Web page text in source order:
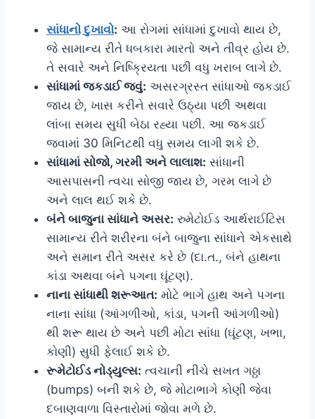
સાંધાનો દુખાવો: આ રોગમાં સાંધામાં દુખાવો થાય છે,
જે સામાન્ય રીતે ધબકારા મારતો અને તીવ્ર હોય છે.
તે સવારે અને નિષ્ક્રિયતા પછી વધુ ખરાબ લાગે છે.
સાંધામાં જકડાઈ જવું: અસરગ્રસ્ત સાંધાઓ જકડાઈ
જાય છે, ખાસ કરીને સવારે ઉઠ્યા પછી અથવા
લાંબા સમય સુધી બેઠા રહ્યા પછી. આ જકડાઈ
જવામાં 30 મિનિટથી વધુ સમય લાગી શકે છે.
સાંધામાં સોજો, ગરમી અને લાલાશ: સાંધાની
આસપાસની ત્વચા સોજી જાય છે, ગરમ લાગે છે
અને લાલ થઈ શકે છે.
બંને બાજુના સાંધાને અસર: રુમેટોઈડ આર્થરાઈટિસ
સામાન્ય રીતે શરીરના બંને બાજુના સાંધાને એકસાથે
અને સમાન રીતે અસર કરે છે (દા.ત., બંને હાથના
કાંડા અથવા બંને પગના ઘૂંટણ).
નાના સાંધાથી શરૂઆત: મોટે ભાગે હાથ અને પગના
નાના સાંધા (આંગળીઓ, કાંડા, પગની આંગળીઓ)
થી શરૂ થાય છે અને પછી મોટા સાંધા (ઘૂંટણ, ખભા,
કોણી) સુધી ફેલાઈ શકે છે.
રૂમેટોઈડ નોડ્યુલ્સ: ત્વચાની નીચે સખત ગઠ્ઠા
(bumps) બની શકે છે, જે મોટાભાગે કોણી જેવા
દબાણવાળા વિસ્તારોમાં જોવા મળે છે.